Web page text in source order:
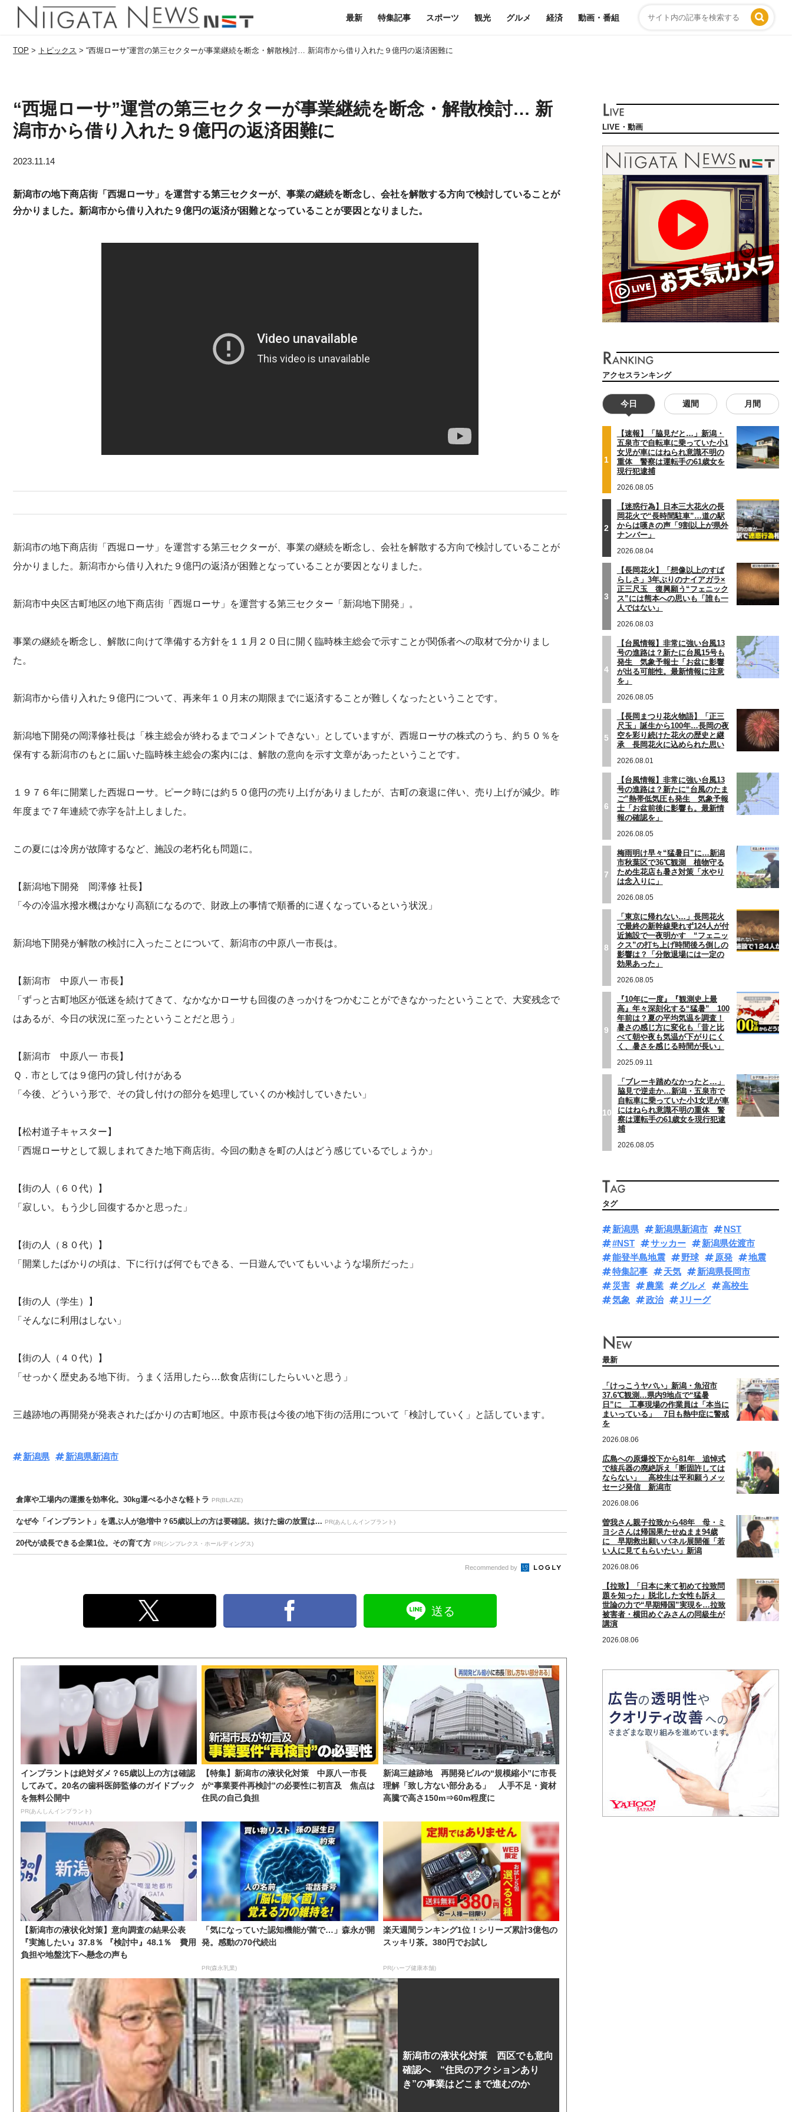
最新 特集記事 スポーツ 観光 グルメ 経済 動画・番組
TOP > トピックス > “西堀ローサ”運営の第三セクターが事業継続を断念・解散検討… 新潟市から借り入れた９億円の返済困難に
“西堀ローサ”運営の第三セクターが事業継続を断念・解散検討… 新
潟市から借り入れた９億円の返済困難に
2023.11.14
新潟市の地下商店街「西堀ローサ」を運営する第三セクターが、事業の継続を断念し、会社を解散する方向で検討していることが
分かりました。新潟市から借り入れた９億円の返済が困難となっていることが要因となりました。
新潟市の地下商店街「西堀ローサ」を運営する第三セクターが、事業の継続を断念し、会社を解散する方向で検討していることが
分かりました。新潟市から借り入れた９億円の返済が困難となっていることが要因となりました。
新潟市中央区古町地区の地下商店街「西堀ローサ」を運営する第三セクター「新潟地下開発」。
事業の継続を断念し、解散に向けて準備する方針を１１月２０日に開く臨時株主総会で示すことが関係者への取材で分かりまし
た。
新潟市から借り入れた９億円について、再来年１０月末の期限までに返済することが難しくなったということです。
新潟地下開発の岡澤修社長は「株主総会が終わるまでコメントできない」としていますが、西堀ローサの株式のうち、約５０％を
保有する新潟市のもとに届いた臨時株主総会の案内には、解散の意向を示す文章があったということです。
１９７６年に開業した西堀ローサ。ピーク時には約５０億円の売り上げがありましたが、古町の衰退に伴い、売り上げが減少。昨
年度まで７年連続で赤字を計上しました。
この夏には冷房が故障するなど、施設の老朽化も問題に。
【新潟地下開発 岡澤修 社長】
「今の冷温水撥水機はかなり高額になるので、財政上の事情で順番的に遅くなっているという状況」
新潟地下開発が解散の検討に入ったことについて、新潟市の中原八一市長は。
【新潟市 中原八一 市長】
「ずっと古町地区が低迷を続けてきて、なかなかローサも回復のきっかけをつかむことができなかったということで、大変残念で
はあるが、今日の状況に至ったということだと思う」
【新潟市 中原八一 市長】
Ｑ．市としては９億円の貸し付けがある
「今後、どういう形で、その貸し付けの部分を処理していくのか検討していきたい」
【松村道子キャスター】
「西堀ローサとして親しまれてきた地下商店街。今回の動きを町の人はどう感じているでしょうか」
【街の人（６０代）】
「寂しい。もう少し回復するかと思った」
【街の人（８０代）】
「開業したばかりの頃は、下に行けば何でもできる、一日遊んでいてもいいような場所だった」
【街の人（学生）】
「そんなに利用はしない」
【街の人（４０代）】
「せっかく歴史ある地下街。うまく活用したら…飲食店街にしたらいいと思う」
三越跡地の再開発が発表されたばかりの古町地区。中原市長は今後の地下街の活用について「検討していく」と話しています。
新潟県 新潟県新潟市
倉庫や工場内の運搬を効率化。30kg運べる小さな軽トラ PR(BLAZE)
なぜ今「インプラント」を選ぶ人が急増中？65歳以上の方は要確認。抜けた歯の放置は... PR(あんしんインプラント)
20代が成長できる企業1位。その育て方 PR(シンプレクス・ホールディングス)
Recommended by
送る
インプラントは絶対ダメ？65歳以上の方は確認
してみて。20名の歯科医師監修のガイドブック
を無料公開中
PR(あんしんインプラント)
【特集】新潟市の液状化対策 中原八一市長
が“事業要件再検討”の必要性に初言及 焦点は
住民の自己負担
新潟三越跡地 再開発ビルの“規模縮小”に市長
理解「致し方ない部分ある」 人手不足・資材
高騰で高さ150m⇒60m程度に
【新潟市の液状化対策】意向調査の結果公表
『実施したい』37.8％ 『検討中』48.1％ 費用
負担や地盤沈下へ懸念の声も
「気になっていた認知機能が菌で…」森永が開
発。感動の70代続出
PR(森永乳業)
楽天週間ランキング1位！シリーズ累計3億包の
スッキリ茶。380円でお試し
PR(ハーブ健康本舗)
新潟市の液状化対策 西区でも意向
確認へ “住民のアクションあり
き”の事業はどこまで進むのか
LIVE・動画
アクセスランキング
今日 週間 月間
1
【速報】「脇見だと…」新潟・
五泉市で自転車に乗っていた小1
女児が車にはねられ意識不明の
重体 警察は運転手の61歳女を
現行犯逮捕
2026.08.05
2
【迷惑行為】日本三大花火の長
岡花火で“長時間駐車”…道の駅
からは嘆きの声「9割以上が県外
ナンバー」
2026.08.04
3
【長岡花火】「想像以上のすば
らしさ」3年ぶりのナイアガラ×
正三尺玉 復興願う“フェニック
ス”には熊本への思いも「誰も一
人ではない」
2026.08.03
4
【台風情報】非常に強い台風13
号の進路は？新たに台風15号も
発生 気象予報士「お盆に影響
が出る可能性。最新情報に注意
を」
2026.08.05
5
【長岡まつり花火物語】「正三
尺玉」誕生から100年…長岡の夜
空を彩り続けた花火の歴史と継
承 長岡花火に込められた思い
2026.08.01
6
【台風情報】非常に強い台風13
号の進路は？新たに“台風のたま
ご”熱帯低気圧も発生 気象予報
士「お盆前後に影響も。最新情
報の確認を」
2026.08.05
7
梅雨明け早々“猛暑日”に…新潟
市秋葉区で36℃観測 植物守る
ため生花店も暑さ対策「水やり
は念入りに」
2026.08.05
8
「東京に帰れない…」長岡花火
で最終の新幹線乗れず124人が付
近施設で一夜明かす “フェニッ
クス”の打ち上げ時間後ろ倒しの
影響は？「分散退場には一定の
効果あった」
2026.08.05
9
『10年に一度』『観測史上最
高』年々深刻化する“猛暑” 100
年前は？夏の平均気温を調査！
暑さの感じ方に変化も「昔と比
べて朝や夜も気温が下がりにく
く、暑さを感じる時間が長い」
2025.09.11
10
「ブレーキ踏めなかったと…」
脇見で逆走か…新潟・五泉市で
自転車に乗っていた小1女児が車
にはねられ意識不明の重体 警
察は運転手の61歳女を現行犯逮
捕
2026.08.05
タグ
新潟県 新潟県新潟市
NST
#NST
サッカー
新潟県佐渡市
能登半島地震
野球 原発
地震
特集記事
天気
新潟県長岡市
災害
農業 グルメ
高校生
気象
政治 Jリーグ
最新
「けっこうヤバい」新潟・魚沼市
37.6℃観測…県内9地点で“猛暑
日”に 工事現場の作業員は「本当に
まいっている」 7日も熱中症に警戒
を
2026.08.06
広島への原爆投下から81年 追悼式
で核兵器の廃絶訴え「断固許しては
ならない」 高校生は平和願うメッ
セージ発信 新潟市
2026.08.06
曽我さん親子拉致から48年 母・ミ
ヨシさんは帰国果たせぬまま94歳
に 早期救出願いパネル展開催「若
い人に見てもらいたい」新潟
2026.08.06
【拉致】「日本に来て初めて拉致問
題を知った」脱北した女性も訴え
世論の力で“早期帰国”実現を…拉致
被害者・横田めぐみさんの同級生が
講演
2026.08.06